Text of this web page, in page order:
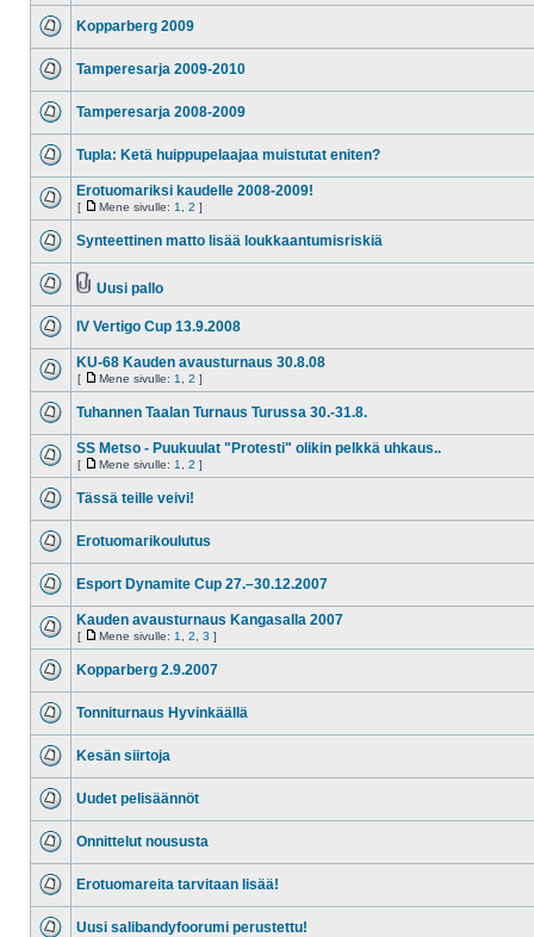
Kopparberg 2009
Tamperesarja 2009-2010
Tamperesarja 2008-2009
Tupla: Ketä huippupelaajaa muistutat eniten?
Erotuomariksi kaudelle 2008-2009!
[ Mene sivulle: 1 2 ]
Synteettinen matto lisää loukkaantumisriskiä
Uusi pallo
IV Vertigo Cup 13.9.2008
KU-68 Kauden avausturnaus 30.8.08
[ Mene sivulle: 1 2 ]
Tuhannen Taalan Turnaus Turussa 30.-31.8.
SS Metso - Puukuulat "Protesti" olikin pelkkä uhkaus..
[ Mene sivulle: 1 2 ]
Tässä teille veivi!
Erotuomarikoulutus
Esport Dynamite Cup 27.–30.12.2007
Kauden avausturnaus Kangasalla 2007
[ Mene sivulle: 1 2 3 ]
Kopparberg 2.9.2007
Tonniturnaus Hyvinkäällä
Kesän siirtoja
Uudet pelisäännöt
Onnittelut noususta
Erotuomareita tarvitaan lisää!
Uusi salibandyfoorumi perustettu!